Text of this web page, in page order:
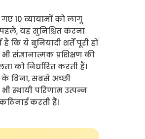
10 व्यायामों को लागू
यह सुनिश्चित करना
है कि ये बुनियादी शर्तें पूरी हों
संज्ञानात्मक प्रशिक्षण की
को निर्धारित करती हैं।
के बिना, सबसे अच्छी
स्थायी परिणाम उत्पन्न
करती हैं।